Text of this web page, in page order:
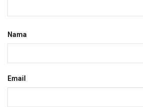
Nama
Email